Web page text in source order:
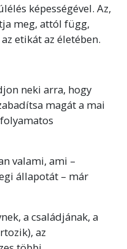
nagyon vigyázz,
menj át egy olyan
abba valaminek a
illetve azért
a megtanulására,
amelyet nem
képességével. Az,
meg, attól függ,
etikát az életében.
neki arra, hogy
magát a mai
valami, ami –
állapotát – már
a családjának, a
az